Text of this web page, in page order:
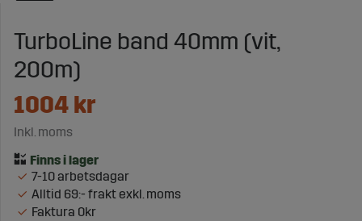
TurboLine band 40mm (vit,
200m)
1004kr
Inkl. moms
7-10 arbetsdagar
Alltid 69:- frakt exkl. moms
Faktura 0kr